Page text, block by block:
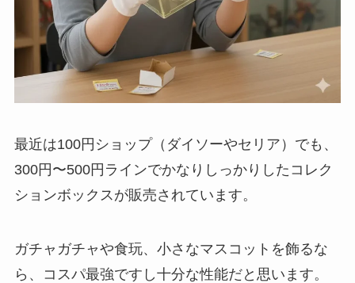
最近は100円ショップ（ダイソーやセリア）でも、
300円〜500円ラインでかなりしっかりしたコレク
ションボックスが販売されています。
ガチャガチャや食玩、小さなマスコットを飾るな
ら、コスパ最強ですし十分な性能だと思います。